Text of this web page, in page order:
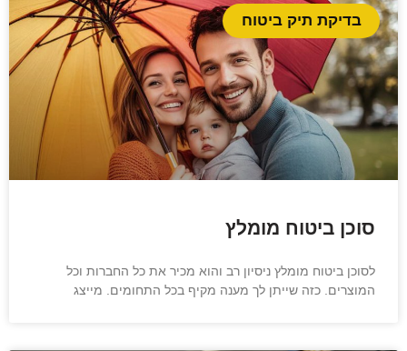
בדיקת תיק ביטוח
סוכן ביטוח מומלץ
לסוכן ביטוח מומלץ ניסיון רב והוא מכיר את כל החברות וכל
המוצרים. כזה שייתן לך מענה מקיף בכל התחומים. מייצג